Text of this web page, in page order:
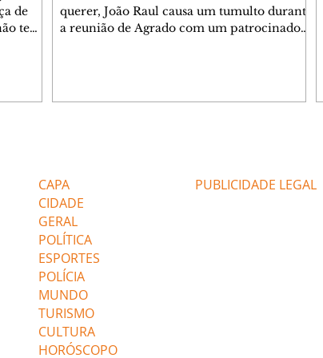
de
tem
de
querer, João Raul causa um tumulto durante
a reunião de Agrado com um patrocinador.
termina o relacionamento dos dois.
CAPA
CIDADE
GERAL
POLÍTICA
ESPORTES
POLÍCIA
MUNDO
TURISMO
CULTURA
HORÓSCOPO
PUBLICIDADE LEGAL